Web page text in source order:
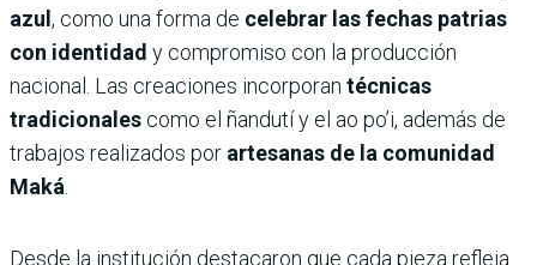
azul , como una forma de celebrar las fechas patrias
con identidad y compromiso con la producción
nacional. Las creaciones incorporan técnicas
tradicionales como el ñandutí y el ao po’i, además de
trabajos realizados por artesanas de la comunidad
Maká.
Desde la institución destacaron que cada pieza refleja